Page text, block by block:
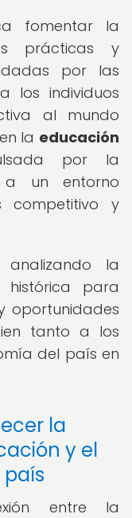
fomentar la
prácticas y
por las
los individuos
al mundo
la educación
por la
a un entorno
competitivo y
analizando la
histórica para
oportunidades
tanto a los
del país en
la
y el
entre la